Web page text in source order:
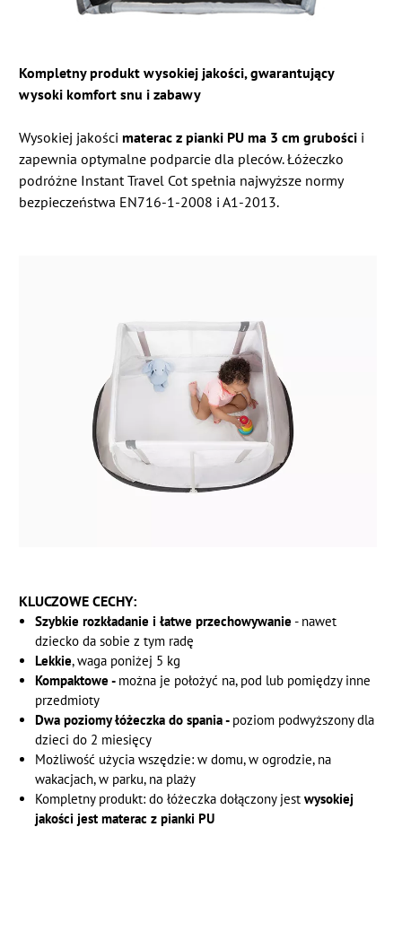
Kompletny produkt wysokiej jakości, gwarantujący
wysoki komfort snu i zabawy
Wysokiej jakościmaterac z pianki PU ma 3 cm grubości i
zapewnia optymalne podparcie dla pleców. Łóżeczko
podróżne Instant Travel Cot spełnia najwyższe normy
bezpieczeństwa EN716-1-2008 i A1-2013.
KLUCZOWE CECHY:
Szybkie rozkładanie i łatwe przechowywanie - nawet
dziecko da sobie z tym radę
Lekkie, waga poniżej 5 kg
Kompaktowe - można je położyć na, pod lub pomiędzy inne
przedmioty
Dwa poziomy łóżeczka do spania - poziom podwyższony dla
dzieci do 2 miesięcy
Możliwość użycia wszędzie: w domu, w ogrodzie, na
wakacjach, w parku, na plaży
Kompletny produkt: do łóżeczka dołączony jestwysokiej
jakości jest materac z pianki PU